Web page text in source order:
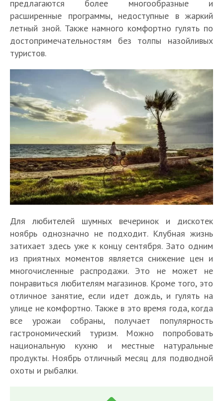
предлагаются более многообразные и
расширенные программы, недоступные в жаркий
летный зной. Также намного комфортно гулять по
достопримечательностям без толпы назойливых
туристов.
Для любителей шумных вечеринок и дискотек
ноябрь однозначно не подходит. Клубная жизнь
затихает здесь уже к концу сентября. Зато одним
из приятных моментов является снижение цен и
многочисленные распродажи. Это не может не
понравиться любителям магазинов. Кроме того, это
отличное занятие, если идет дождь, и гулять на
улице не комфортно. Также в это время года, когда
все урожаи собраны, получает популярность
гастрономический туризм. Можно попробовать
национальную кухню и местные натуральные
продукты. Ноябрь отличный месяц для подводной
охоты и рыбалки.